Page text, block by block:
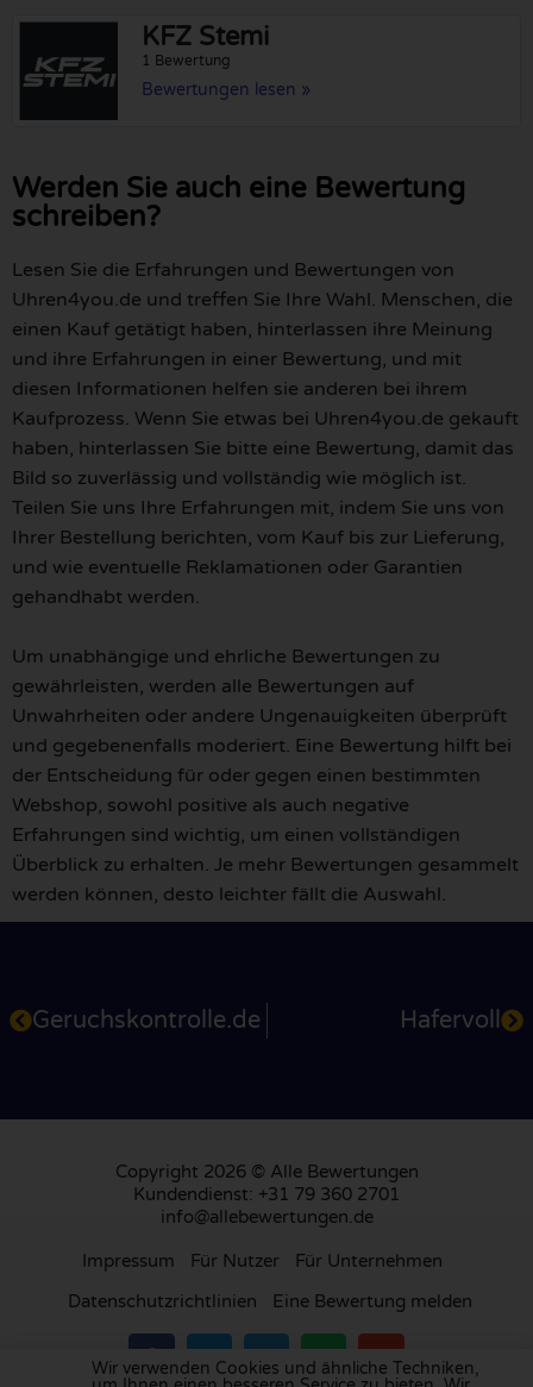
KFZ Stemi
1 Bewertung
Bewertungen lesen »
Werden Sie auch eine Bewertung
schreiben?
Lesen Sie die Erfahrungen und Bewertungen von
Uhren4you.de und treffen Sie Ihre Wahl. Menschen, die
einen Kauf getätigt haben, hinterlassen ihre Meinung
und ihre Erfahrungen in einer Bewertung, und mit
diesen Informationen helfen sie anderen bei ihrem
Kaufprozess. Wenn Sie etwas bei Uhren4you.de gekauft
haben, hinterlassen Sie bitte eine Bewertung, damit das
Bild so zuverlässig und vollständig wie möglich ist.
Teilen Sie uns Ihre Erfahrungen mit, indem Sie uns von
Ihrer Bestellung berichten, vom Kauf bis zur Lieferung,
und wie eventuelle Reklamationen oder Garantien
gehandhabt werden.
Um unabhängige und ehrliche Bewertungen zu
gewährleisten, werden alle Bewertungen auf
Unwahrheiten oder andere Ungenauigkeiten überprüft
und gegebenenfalls moderiert. Eine Bewertung hilft bei
der Entscheidung für oder gegen einen bestimmten
Webshop, sowohl positive als auch negative
Erfahrungen sind wichtig, um einen vollständigen
Überblick zu erhalten. Je mehr Bewertungen gesammelt
werden können, desto leichter fällt die Auswahl.
Geruchskontrolle.de Hafervoll
Copyright 2026 © Alle Bewertungen
Kundendienst: +31 79 360 2701
info@allebewertungen.de
Impressum Für Nutzer
Für Unternehmen
Datenschutzrichtlinien
Eine Bewertung melden
Wir verwenden Cookies und ähnliche Techniken,